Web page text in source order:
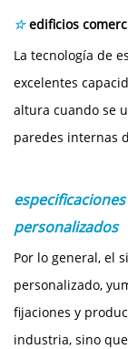
☆edificios
La tecnología de
excelentes
altura cuando se
paredes internas
personalizados
Por lo general, el
personalizado,
fijaciones y
industria, sino